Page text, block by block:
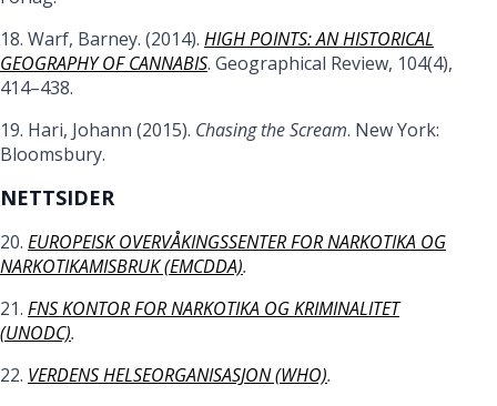
18. Warf, Barney. (2014). HIGH POINTS: AN HISTORICAL
GEOGRAPHY OF CANNABIS. Geographical Review, 104(4),
414–438.
19. Hari, Johann (2015). Chasing the Scream. New York:
Bloomsbury.
NETTSIDER
20. EUROPEISK OVERVÅKINGSSENTER FOR NARKOTIKA OG
NARKOTIKAMISBRUK (EMCDDA).
21. FNS KONTOR FOR NARKOTIKA OG KRIMINALITET
(UNODC).
22. VERDENS HELSEORGANISASJON (WHO).